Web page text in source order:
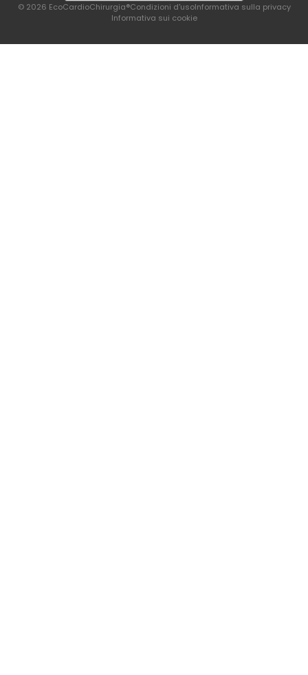
© 2026 EcoCardioChirurgia®Condizioni d'usoInformativa sulla privacy
Informativa sui cookie